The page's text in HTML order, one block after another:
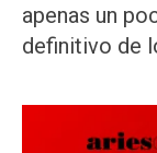
apenas un
definitivo de